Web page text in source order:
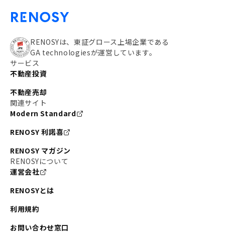
RENOSYは、東証グロース上場企業である
GA technologiesが運営しています。
サービス
不動産投資
不動産売却
関連サイト
Modern Standard
RENOSY 利諾喜
RENOSY マガジン
RENOSYについて
運営会社
RENOSYとは
利用規約
お問い合わせ窓口